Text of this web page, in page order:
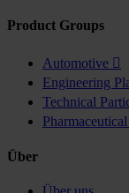
Product Groups
Automotive 
Engineering
Technical
Über